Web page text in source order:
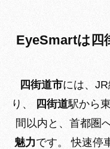
EyeSmartは四
四街道市には、
り、
四街道駅から
間以内と、首都圏
魅力です。 快速停